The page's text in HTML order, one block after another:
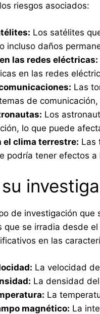
riesgos asociados:
Los satélites
incluso daños
las redes eléctricas:
en las redes
Las
de
Los
lo que puede
el clima terrestre: Las
podría tener efectos
de investigación
se irradia desde
en las
La velocidad
La densidad
La
magnético: La